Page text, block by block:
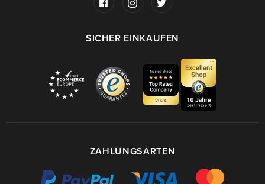
SICHER EINKAUFEN
ZAHLUNGSARTEN